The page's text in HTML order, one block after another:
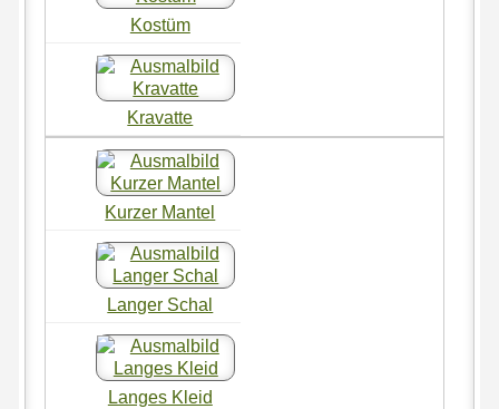
Kostüm
Kravatte
Kurzer Mantel
Langer Schal
Langes Kleid